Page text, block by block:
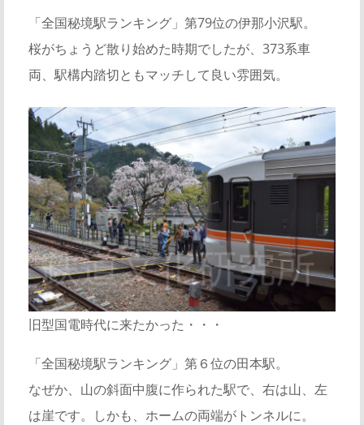
「全国秘境駅ランキング」第79位の伊那小沢駅。
桜がちょうど散り始めた時期でしたが、373系車
両、駅構内踏切ともマッチして良い雰囲気。
旧型国電時代に来たかった・・・
「全国秘境駅ランキング」第６位の田本駅。
なぜか、山の斜面中腹に作られた駅で、右は山、左
は崖です。しかも、ホームの両端がトンネルに。